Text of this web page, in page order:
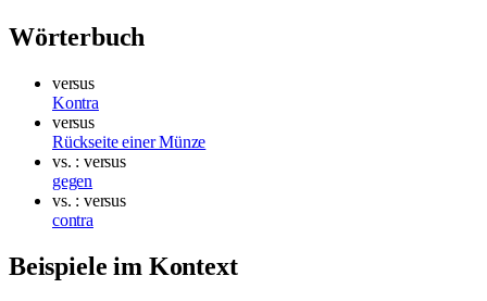
Wörterbuch
versus
Kontra
versus
Rückseite einer Münze
vs. : versus
gegen
vs. : versus
contra
Beispiele im Kontext